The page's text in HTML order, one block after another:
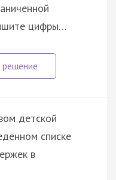
цифры…
детской
списке
в